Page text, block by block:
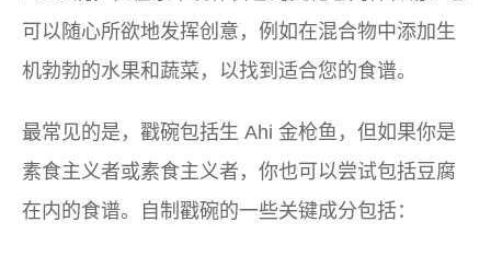
可以随心所欲地发挥创意，例如在混合物中添加生
机勃勃的水果和蔬菜，以找到适合您的食谱。
最常见的是，戳碗包括生 Ahi 金枪鱼，但如果你是
素食主义者或素食主义者，你也可以尝试包括豆腐
在内的食谱。自制戳碗的一些关键成分包括：